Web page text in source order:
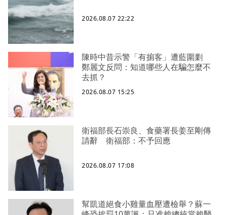
2026.08.07 22:22
陳時中昔示警「有掮客」遭藍圍剿
鄭麗文反問：知道哪些人在騙怎麼不
去抓？
2026.08.07 15:25
衛福部長石崇良、食藥署長姜至剛傳
請辭 衛福部：不予回應
2026.08.07 17:08
幫凱道絕食小雞量血壓遭檢舉？蘇一